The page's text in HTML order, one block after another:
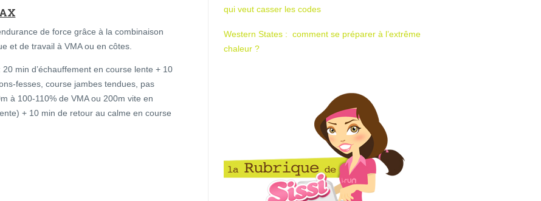
de force grâce à la combinaison
et de travail à VMA ou en côtes.
min d’échauffement en course lente + 10
fesses, course jambes tendues, pas
à 100-110% de VMA ou 200m vite en
+ 10 min de retour au calme en course
qui veut casser les codes
Western States : comment se préparer à l’extrême
chaleur ?